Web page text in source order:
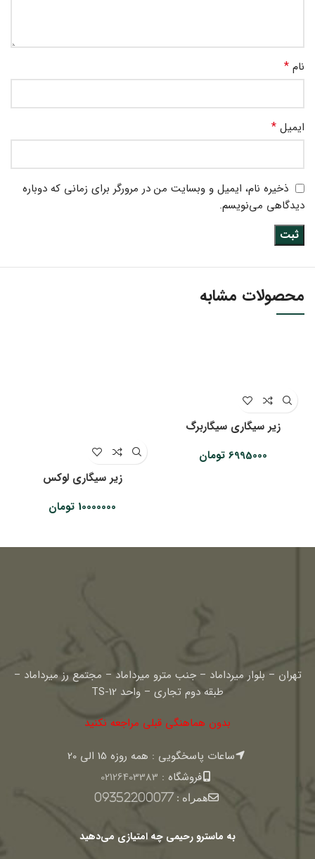
نام *
ایمیل *
ذخیره نام، ایمیل و وبسایت من در مرورگر برای زمانی که دوباره
دیدگاهی می‌نویسم.
محصولات مشابه
زیر سیگاری سیگاربرگ
6995000 تومان
زیر سیگاری لوکس
10000000 تومان
تهران – بلوار میرداماد – جنب مترو میرداماد – مجتمع رز میرداماد –
طبقه دوم تجاری – واحد TS-12
بدون هماهنگی قبلی مراجعه نکنید
ساعات پاسخگویی : همه روزه 15 الی 20
فروشگاه : 02126403383
همراه :09352200077
به ماسترو رحیمی چه امتیازی می‌دهید